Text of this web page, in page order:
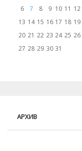
6
7 8 9 10 11 12
13 14 15 16 17 18 19
20 21 22 23 24 25 26
27 28 29 30 31
АРХИВ